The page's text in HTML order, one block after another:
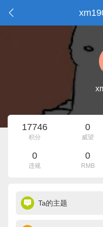
17746
积分
0
威望
0
违规
0
RMB
Ta的主题